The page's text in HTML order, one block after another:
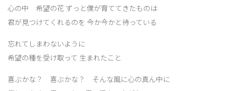
心の中 希望の花 ずっと僕が育ててきたものは
君が見つけてくれるのを 今か今かと待っている
忘れてしまわないように
希望の種を受け取って 生まれたこと
喜ぶかな？ 喜ぶかな？ そんな風に心の真ん中に